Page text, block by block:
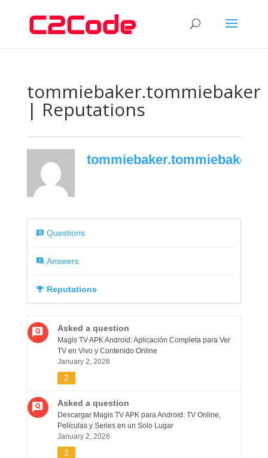
tommiebaker.tommiebaker
| Reputations
tommiebaker.tommiebaker
Questions
Answers
Reputations
Asked a question
Magis TV APK Android: Aplicación Completa para Ver
TV en Vivo y Contenido Online
January 2, 2026
2
Asked a question
Descargar Magis TV APK para Android: TV Online,
Películas y Series en un Solo Lugar
January 2, 2026
2